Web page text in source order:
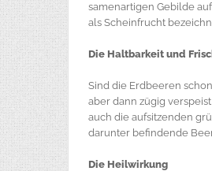
samenartigen Gebilde
als Scheinfrucht
Die Haltbarkeit und
Sind die Erdbeeren
aber dann zügig
auch die aufsitzenden
darunter befindende
Die Heilwirkung